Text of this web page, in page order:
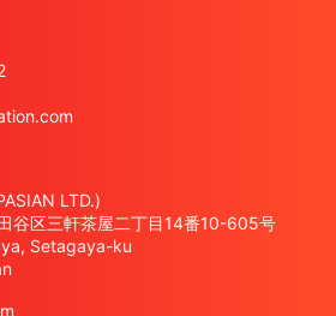
LTD.)
区三軒茶屋二丁目14番10-605号
Setagaya-ku